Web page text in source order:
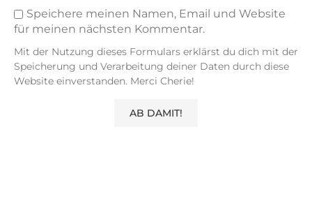
Speichere meinen Namen, Email und Website
für meinen nächsten Kommentar.
Mit der Nutzung dieses Formulars erklärst du dich mit der
Speicherung und Verarbeitung deiner Daten durch diese
Website einverstanden. Merci Cherie!